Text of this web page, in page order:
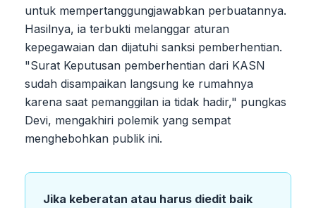
untuk mempertanggungjawabkan perbuatannya.
Hasilnya, ia terbukti melanggar aturan
kepegawaian dan dijatuhi sanksi pemberhentian.
"Surat Keputusan pemberhentian dari KASN
sudah disampaikan langsung ke rumahnya
karena saat pemanggilan ia tidak hadir," pungkas
Devi, mengakhiri polemik yang sempat
menghebohkan publik ini.
Jika keberatan atau harus diedit baik